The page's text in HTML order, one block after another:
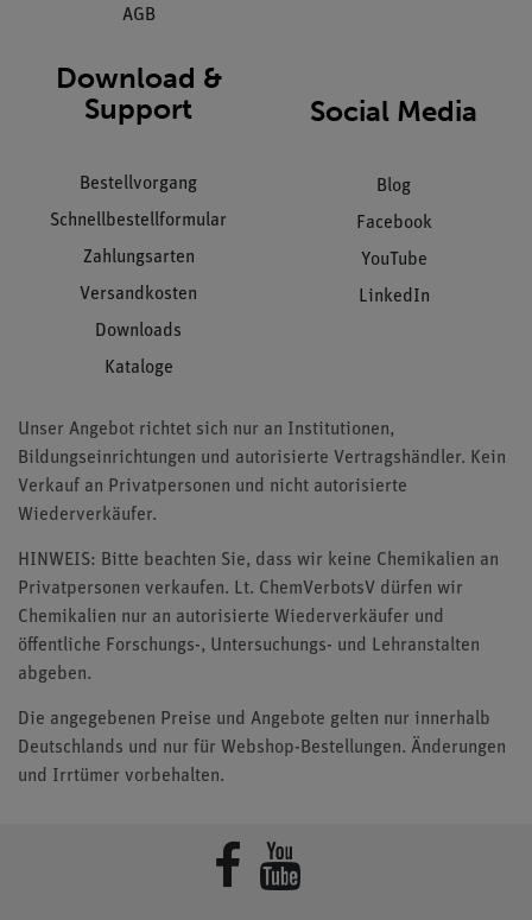
AGB
Download &
Support
Bestellvorgang
Schnellbestellformular
Zahlungsarten
Versandkosten
Downloads
Kataloge
Social Media
Blog
Facebook
YouTube
LinkedIn
Unser Angebot richtet sich nur an Institutionen,
Bildungseinrichtungen und autorisierte Vertragshändler. Kein
Verkauf an Privatpersonen und nicht autorisierte
Wiederverkäufer.
HINWEIS: Bitte beachten Sie, dass wir keine Chemikalien an
Privatpersonen verkaufen. Lt. ChemVerbotsV dürfen wir
Chemikalien nur an autorisierte Wiederverkäufer und
öffentliche Forschungs-, Untersuchungs- und Lehranstalten
abgeben.
Die angegebenen Preise und Angebote gelten nur innerhalb
Deutschlands und nur für Webshop-Bestellungen. Änderungen
und Irrtümer vorbehalten.